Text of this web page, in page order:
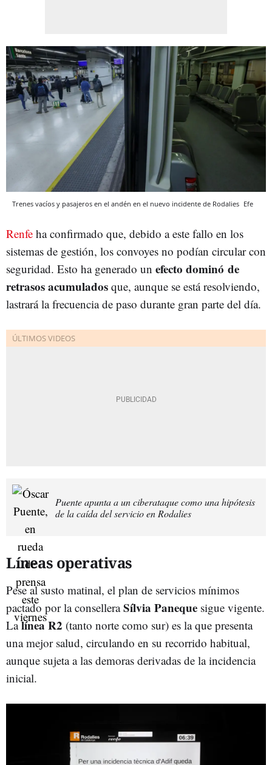
Trenes vacíos y pasajeros en el andén en el nuevo incidente de Rodalies Efe
Renfe ha confirmado que, debido a este fallo en los
sistemas de gestión, los convoyes no podían circular con
seguridad. Esto ha generado un efecto dominó de
retrasos acumulados que, aunque se está resolviendo,
lastrará la frecuencia de paso durante gran parte del día.
Puente apunta a un ciberataque como una hipótesis
de la caída del servicio en Rodalies
Líneas operativas
Pese al susto matinal, el plan de servicios mínimos
pactado por la conselleraSílvia Paneque sigue vigente.
Lalínea R2 (tanto norte como sur) es la que presenta
una mejor salud, circulando en su recorrido habitual,
aunque sujeta a las demoras derivadas de la incidencia
inicial.